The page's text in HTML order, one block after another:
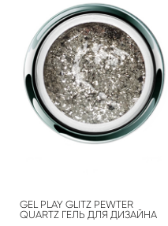
GEL PLAY GLITZ PEWTER
QUARTZ ГЕЛЬ ДЛЯ ДИЗАЙНА